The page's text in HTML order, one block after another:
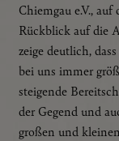
Chiemgau e.V.,
Rückblick auf die
zeige deutlich,
bei uns immer
steigende
der Gegend und
großen und